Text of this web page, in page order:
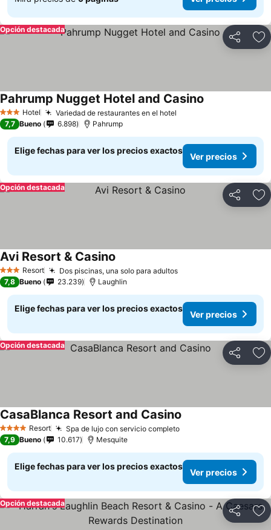
Compartir
Opción destacada
3 Estrellas
Hotel Variedad de restaurantes en el hotel
Pahrump Nugget Hotel and Casino
7,7 Bueno 6.898 Pahrump
Elige fechas para ver los precios exactos
Ver precios
Compartir
Opción destacada
3 EstrellasResort Dos piscinas, una solo para adultos
Avi Resort & Casino
7,8 Bueno 23.239 Laughlin
Elige fechas para ver los precios exactos
Ver precios
Compartir
Opción destacada
4 EstrellasResort Spa de lujo con servicio completo
CasaBlanca Resort and Casino
7,9 Bueno 10.617 Mesquite
Elige fechas para ver los precios exactos
Ver precios
Compartir
Opción destacada